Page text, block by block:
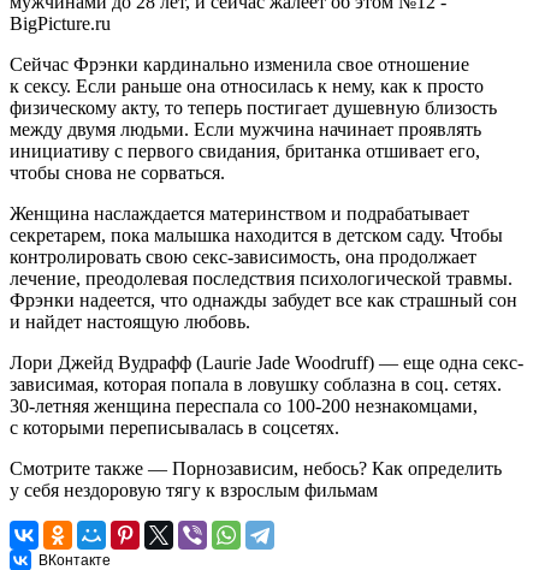
Сейчас Фрэнки кардинально изменила свое отношение
к сексу. Если раньше она относилась к нему, как к просто
физическому акту, то теперь постигает душевную близость
между двумя людьми. Если мужчина начинает проявлять
инициативу с первого свидания, британка отшивает его,
чтобы снова не сорваться.
Женщина наслаждается материнством и подрабатывает
секретарем, пока малышка находится в детском саду. Чтобы
контролировать свою секс-зависимость, она продолжает
лечение, преодолевая последствия психологической травмы.
Фрэнки надеется, что однажды забудет все как страшный сон
и найдет настоящую любовь.
Лори Джейд Вудрафф (Laurie Jade Woodruff) — еще одна секс-
зависимая, которая попала в ловушку соблазна в соц. сетях.
30-летняя женщина переспала со 100-200 незнакомцами,
с которыми переписывалась в соцсетях.
Смотрите также — Порнозависим, небось? Как определить
у себя нездоровую тягу к взрослым фильмам
ВКонтакте